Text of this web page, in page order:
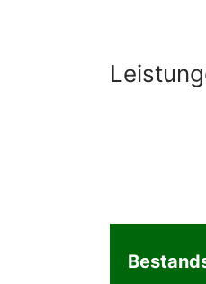
Altmünster, energieberater Gmunden, energieberater
Energieausweis in oö, wer erstellt
macht Energieausweis in oö, wer